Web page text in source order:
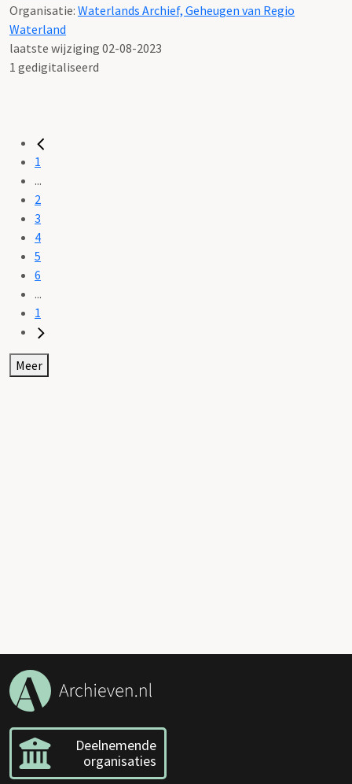
Organisatie: Waterlands Archief, Geheugen van Regio
Waterland
laatste wijziging 02-08-2023
1 gedigitaliseerd
1
...
2
3
4
5
6
...
1
Meer
Deelnemende
organisaties